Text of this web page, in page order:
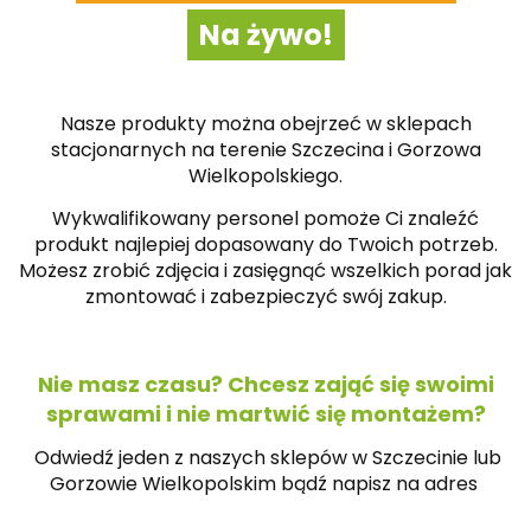
Na żywo!
Nasze produkty można obejrzeć w sklepach
stacjonarnych na terenie Szczecina i Gorzowa
Wielkopolskiego.
Wykwalifikowany personel pomoże Ci znaleźć
produkt najlepiej dopasowany do Twoich potrzeb.
Możesz zrobić zdjęcia i zasięgnąć wszelkich porad jak
zmontować i zabezpieczyć swój zakup.
Nie masz czasu? Chcesz zająć się swoimi
sprawami i nie martwić się montażem?
Odwiedź jeden z naszych sklepów w Szczecinie lub
Gorzowie Wielkopolskim bądź napisz naadres